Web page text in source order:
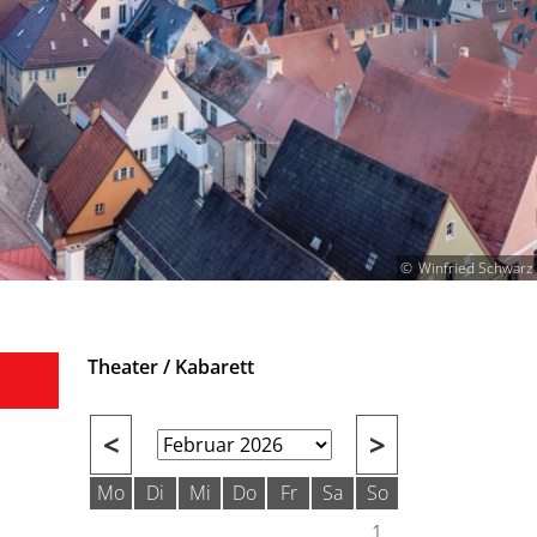
Winfried Schwarz
Theater / Kabarett
< >
Mo Di Mi Do Fr Sa
So